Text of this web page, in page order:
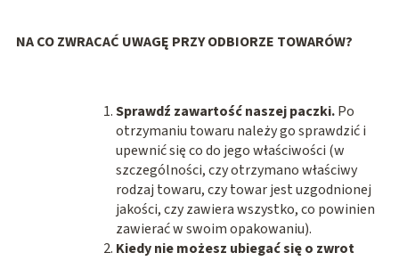
NA CO ZWRACAĆ UWAGĘ PRZY ODBIORZE TOWARÓW?
Sprawdź zawartość naszej paczki.Po
otrzymaniu towaru należy go sprawdzić i
upewnić się co do jego właściwości (w
szczególności, czy otrzymano właściwy
rodzaj towaru, czy towar jest uzgodnionej
jakości, czy zawiera wszystko, co powinien
zawierać w swoim opakowaniu).
Kiedy nie możesz ubiegać się o zwrot